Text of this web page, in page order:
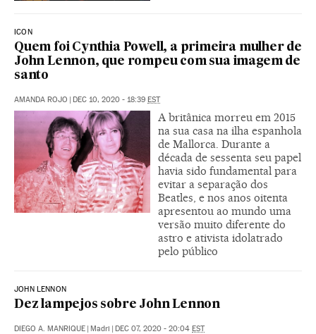
ICON
Quem foi Cynthia Powell, a primeira mulher de
John Lennon, que rompeu com sua imagem de
santo
AMANDA ROJO | DEC 10, 2020 - 18:39 EST
A britânica morreu em 2015
na sua casa na ilha espanhola
de Mallorca. Durante a
década de sessenta seu papel
havia sido fundamental para
evitar a separação dos
Beatles, e nos anos oitenta
apresentou ao mundo uma
versão muito diferente do
astro e ativista idolatrado
pelo público
JOHN LENNON
Dez lampejos sobre John Lennon
DIEGO A. MANRIQUE | Madri | DEC 07, 2020 - 20:04 EST